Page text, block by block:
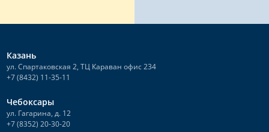
Казань
ул. Спартаковская 2, ТЦ Караван офис 234
+7 (8432) 11-35-11
Чебоксары
ул. Гагарина, д. 12
+7 (8352) 20-30-20